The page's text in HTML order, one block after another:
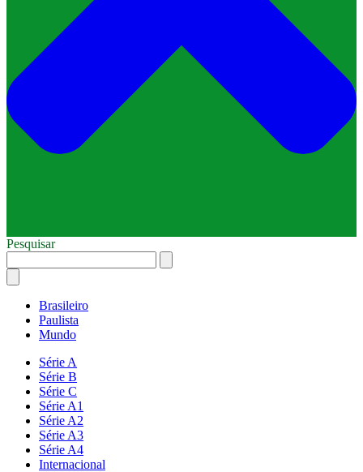
Pesquisar
Brasileiro
Paulista
Mundo
Série A
Série B
Série C
Série A1
Série A2
Série A3
Série A4
Internacional